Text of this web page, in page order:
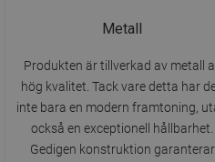
Metall
Produkten är tillverkad av metall
hög kvalitet. Tack vare detta har
inte bara en modern framtoning,
också en exceptionell hållbarhet.
Gedigen konstruktion garanterar